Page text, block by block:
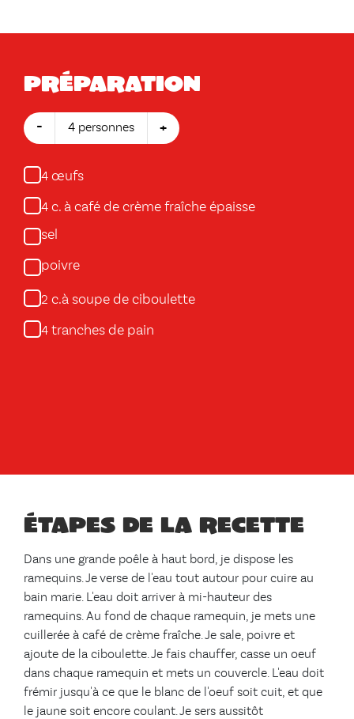
Préparation
- 4 personnes +
4 œufs
4 c. à café de crème fraîche épaisse
sel
poivre
2 c.à soupe de ciboulette
4 tranches de pain
Étapes de la recette
Dans une grande poêle à haut bord, je dispose les
ramequins. Je verse de l'eau tout autour pour cuire au
bain marie. L'eau doit arriver à mi-hauteur des
ramequins. Au fond de chaque ramequin, je mets une
cuillerée à café de crème fraîche. Je sale, poivre et
ajoute de la ciboulette. Je fais chauffer, casse un oeuf
dans chaque ramequin et mets un couvercle. L'eau doit
frémir jusqu'à ce que le blanc de l'oeuf soit cuit, et que
le jaune soit encore coulant. Je sers aussitôt